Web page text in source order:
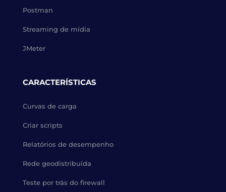
Postman
Streaming de mídia
JMeter
CARACTERÍSTICAS
Curvas de carga
Criar scripts
Relatórios de desempenho
Rede geodistribuída
Teste por trás do firewall